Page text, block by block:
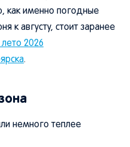
как именно погодные
к августу, стоит заранее
2026
.
немного теплее